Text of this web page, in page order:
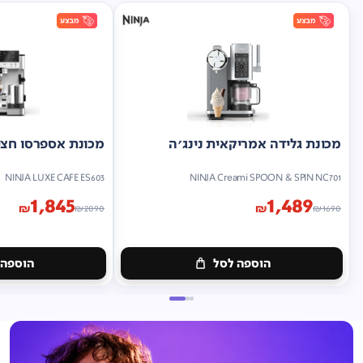
מכונת גלידה אמריקאית נינג'ה
NINJA Creami SPOON & SPIN NC701
₪1690
₪1,489
הוספה לסל
מכונת אספרסו
NINJA LUXE CAFE ES603
₪2090
₪1,845